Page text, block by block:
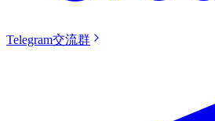
Telegram交流群